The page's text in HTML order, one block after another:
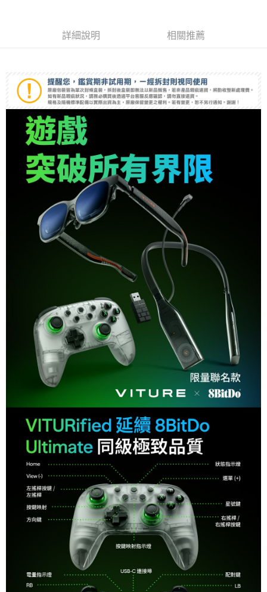
【關於「AFTEE先享後付」】
AFTEE先享後付是「在收到商品之後才付款」的支付方式。 讓您購物簡單
便利好安心！
１．簡單：不需註冊會員、不需綁卡、不需儲值。
２．便利：只要手機號碼，簡訊認證，即可結帳。
３．安心：先確認商品／服務後，再付款。
【「AFTEE先享後付」結帳流程】
１．於結帳方式選擇「AFTEE先享後付」後，將跳轉至「AFTEE先享後付」
結帳頁面，進行簡訊認證並確認金額後，即可完成結帳。
２．訂單成立數日內，您將收到繳費通知簡訊。
３．收到繳費通知簡訊後14天內，點擊此簡訊中的連結，可透過四大超商／
ATM／網路銀行／等多元方式進行付款，方視為交易完成。
※ 請注意：結帳手續完成當下不需立刻繳費，但若您需要取消訂單，請聯絡
購買商品的店家。未經商家同意取消之訂單仍視為有效，需透過AFTEE先享
後付繳納相關費用。
※ 交易是否成功請以「AFTEE先享後付 」之結帳頁面顯示為準，若有關於
是否繳費成功／繳費後需取消欲退款等相關疑問，請聯繫「AFTEE先享後付
https://netprotections.freshdesk.com/support/home
１．透過由恩沛科技股份有限公司提供之「AFTEE先享後付」服務完成之交
易，需依本服務之必要範圍內提供個人資料，並將交易相關給付款項請求債
權轉讓予恩沛科技股份有限公司。
２．關於個人資料處理事宜，請瀏覽以下網址：
https://aftee.tw/terms/#terms3
３．未成年的使用者請事先徵得法定代理人或監護人之同意方可使用
「AFTEE先享後付」，若未經同意申辦者引起之損失，本公司不負相關責
４．使用「AFTEE先享後付」時，將依據個別帳號之用戶狀況，依本公司即
５．嚴禁一人註冊多個帳號或使用他人資訊註冊。若發現惡意使用之情形，
恩沛科技股份有限公司將有權停止該用戶之使用額度並採取法律行動。
ATM付款
運送方式
全家取貨付款
每筆NT$60，滿NT$399(含以上)免運費
萊爾富取貨付款
每筆NT$60，滿NT$399(含以上)免運費
7-11取貨付款
每筆NT$60，滿NT$399(含以上)免運費
每筆NT$75，滿NT$399(含以上)免運費
詳細說明 相關推薦